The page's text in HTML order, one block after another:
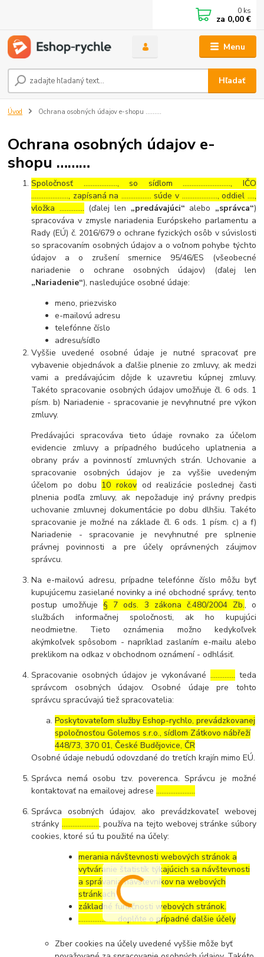
Menu
Hľadať
0 ks
za 0,00 €
Úvod Ochrana osobných údajov e-shopu ………
Ochrana osobných údajov e-
shopu ………
Spoločnosť ………………., so sídlom ………………………, IČO
…………………, zapísaná na …………….. súde v ……………….., oddiel ….,
vložka ………….. (ďalej len „predávajúci“ alebo „správca“)
spracováva v zmysle nariadenia Európskeho parlamentu a
Rady (EÚ) č. 2016/679 o ochrane fyzických osôb v súvislosti
so spracovaním osobných údajov a o voľnom pohybe týchto
údajov a o zrušení smernice 95/46/ES (všeobecné
nariadenie o ochrane osobných údajov) (ďalej len
„Nariadenie“), nasledujúce osobné údaje:
meno, priezvisko
e-mailovú adresu
telefónne číslo
adresu/sídlo
Vyššie uvedené osobné údaje je nutné spracovať pre
vybavenie objednávok a ďalšie plnenie zo zmluvy, ak medzi
vami a predávajúcim dôjde k uzavretiu kúpnej zmluvy.
Takéto spracovanie osobných údajov umožňuje čl. 6 ods. 1
písm. b) Nariadenie - spracovanie je nevyhnutné pre výkon
zmluvy.
Predávajúci spracováva tieto údaje rovnako za účelom
evidencie zmluvy a prípadného budúceho uplatnenia a
obrany práv a povinností zmluvných strán. Uchovanie a
spracovanie osobných údajov je za vyššie uvedeným
účelom po dobu 10 rokovod realizácie poslednej časti
plnenia podľa zmluvy, ak nepožaduje iný právny predpis
uchovanie zmluvnej dokumentácie po dobu dlhšiu. Takéto
spracovanie je možné na základe čl. 6 ods. 1 písm. c) a f)
Nariadenie - spracovanie je nevyhnutné pre splnenie
právnej povinnosti a pre účely oprávnených záujmov
správcu.
Na e-mailovú adresu, prípadne telefónne číslo môžu byť
kupujúcemu zasielané novinky a iné obchodné správy, tento
postup umožňuje§ 7 ods. 3 zákona č.480/2004 Zb., o
službách informačnej spoločnosti, ak ho kupujúci
neodmietne. Tieto oznámenia možno kedykoľvek
akýmkoľvek spôsobom - napríklad zaslaním e-mailu alebo
preklikom na odkaz v obchodnom oznámení - odhlásiť.
Spracovanie osobných údajov je vykonávané ………….. teda
správcom osobných údajov. Osobné údaje pre tohto
správcu spracúvajú tiež spracovatelia:
Poskytovateľom služby Eshop-rychlo, prevádzkovanej
spoločnosťou Golemos s.r.o., sídlom Zátkovo nábřeží
448/73, 370 01, České Budějovice, ČR
Osobné údaje nebudú odovzdané do tretích krajín mimo EÚ.
Správca nemá osobu tzv. poverenca. Správcu je možné
kontaktovať na emailovej adrese………………….
Správca osobných údajov, ako prevádzkovateľ webovej
stránky …………………, používa na tejto webovej stránke súbory
cookies, ktoré sú tu použité na účely:
merania návštevnosti webových stránok a
vytváranie štatistík týkajúcich sa návštevnosti
a správania návštevníkov na webových
stránkach
základné funkčnosti webových stránok.
………………… doplňte o prípadné ďalšie účely
Zber cookies na účely uvedené vyššie môže byť